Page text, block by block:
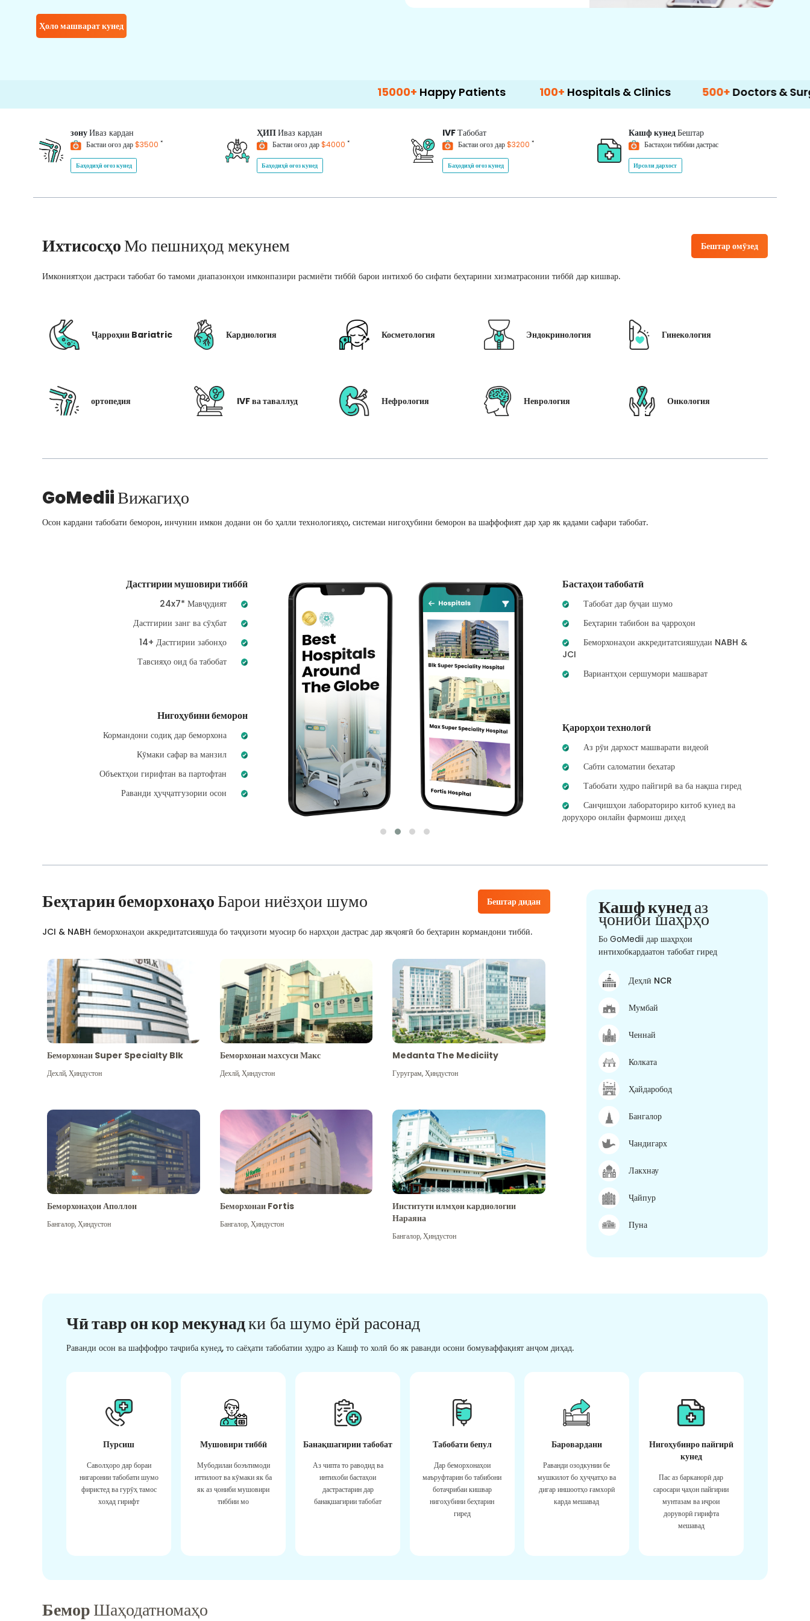
Ҳоло машварат кунед
Happy Patients 100+Hospitals & Clinics 500+Doctors & Surgeons
зонуИваз кардан
Бастаи оғоз дар$3500 *
Баҳодиҳӣ оғоз кунед
ҲИПИваз кардан
Бастаи оғоз дар$4000 *
Баҳодиҳӣ оғоз кунед
IVFТабобат
Бастаи оғоз дар$3200 *
Баҳодиҳӣ оғоз кунед
Кашф кунедБештар
Бастаҳои тиббии дастрас
Ирсоли дархост
ИхтисосҳоМо пешниҳод мекунем Бештар омӯзед
Имкониятҳои дастраси табобат бо тамоми диапазонҳои имконпазири расмиёти тиббӣ барои интихоб бо сифати беҳтарини хизматрасонии тиббӣ дар кишвар.
Ҷарроҳии Bariatric Кардиология Косметология Эндокринология Гинекология
ортопедия IVF ва таваллуд Нефрология Неврология Онкология
GoMediiВижагиҳо
Осон кардани табобати беморон, инчунин имкон додани он бо ҳалли технологияҳо, системаи нигоҳубини беморон ва шаффофият дар ҳар як қадами сафари табобат.
Дастгирии мушовири тиббӣ
24x7* Мавҷудият
Дастгирии занг ва сӯҳбат
14+ Дастгирии забонҳо
Тавсияҳо оид ба табобат
Нигоҳубини беморон
Кормандони содиқ дар беморхона
Кӯмаки сафар ва манзил
Объектҳои гирифтан ва партофтан
Раванди ҳуҷҷатгузории осон
Бастаҳои табобатӣ
Табобат дар буҷаи шумо
Беҳтарин табибон ва ҷарроҳон
Беморхонаҳои аккредитатсияшудаи NABH &
JCI
Вариантҳои сершумори машварат
Қарорҳои технологӣ
Аз рӯи дархост машварати видеоӣ
Сабти саломатии бехатар
Табобати худро пайгирӣ ва ба нақша гиред
Санҷишҳои лабораториро китоб кунед ва
доруҳоро онлайн фармоиш диҳед
Беҳтарин беморхонаҳоБарои ниёзҳои шумо Бештар дидан
JCI & NABH беморхонаҳои аккредитатсияшуда бо таҷҳизоти муосир бо нархҳои дастрас дар якҷоягӣ бо беҳтарин кормандони тиббӣ.
Беморхонаи Super Specialty Blk
Дехлй,Ҳиндустон
Беморхонаи махсуси Макс
Дехлй,Ҳиндустон
Medanta The Mediciity
Гуруграм,Ҳиндустон
Беморхонаҳои Аполлон
Бангалор,Ҳиндустон
Беморхонаи Fortis
Бангалор,Ҳиндустон
Институти илмҳои кардиологии
Нараяна
Бангалор,Ҳиндустон
Кашф кунедаз
ҷониби шаҳрҳо
Бо GoMedii дар шаҳрҳои
интихобкардаатон табобат гиред
Деҳлӣ NCR
Мумбай
Ченнай
Колката
Ҳайдаробод
Бангалор
Чандигарх
Лакхнау
Ҷайпур
Пуна
Чӣ тавр он кор мекунадки ба шумо ёрй расонад
Раванди осон ва шаффофро таҷриба кунед, то саёҳати табобатии худро аз Кашф то холӣ бо як раванди осони бомуваффақият анҷом диҳад.
Пурсиш
Саволҳоро дар бораи
нигаронии табобати шумо
фиристед ва гурӯҳ тамос
хоҳад гирифт
Мушовири тиббӣ
Мубодилаи боэътимоди
иттилоот ва кӯмаки як ба
як аз ҷониби мушовири
тиббии мо
Банақшагирии табобат
Аз чипта то раводид ва
интихоби бастаҳои
дастрастарин дар
банақшагирии табобат
Табобати бепул
Дар беморхонаҳои
маъруфтарин бо табибони
ботаҷрибаи кишвар
нигоҳубини беҳтарин
гиред
Баровардани
Раванди озодкунии бе
мушкилот бо ҳуҷҷатҳо ва
дигар иншоотҳо ғамхорӣ
карда мешавад
Нигоҳубинро пайгирӣ
кунед
Пас аз барканорӣ дар
саросари ҷаҳон пайгирии
мунтазам ва иҷрои
доруворӣ гирифта
мешавад
БеморШаҳодатномаҳо